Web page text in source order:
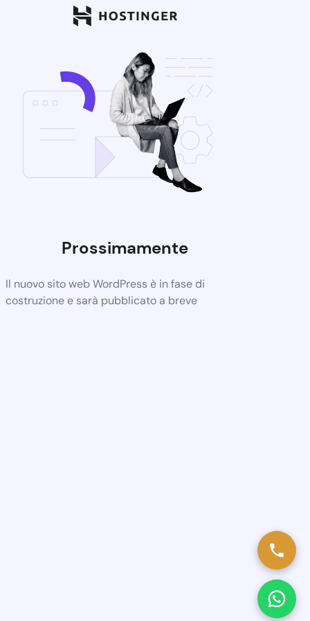
Prossimamente
Il nuovo sito web WordPress è in fase di
costruzione e sarà pubblicato a breve